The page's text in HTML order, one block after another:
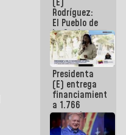
Guaira
Rodríguez:
El Pueblo de
La Guaira
siempre
estará
acompañada
por el
Gobierno
Nacional
Presidenta
(E) entrega
financiamientos
a 1.766
comerciantes
y